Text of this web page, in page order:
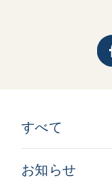
すべて
お知らせ